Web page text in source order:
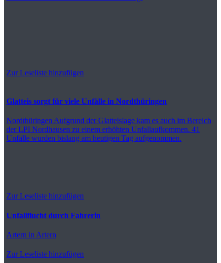
Zur Leseliste hinzufügen
Glatteis sorgt für viele Unfälle in Nordthüringen
Nordthüringen Aufgrund der Glatteislage kam es auch im Bereich
der LPI Nordhausen zu einem erhöhten Unfallaufkommen. 41
Unfälle wurden bislang am heutigen Tag aufgenommen.
Zur Leseliste hinzufügen
Unfallflucht durch Fahrerin
Artern in Artern
Zur Leseliste hinzufügen